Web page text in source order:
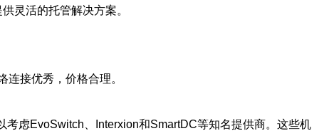
灵活的托管解决方案。
接优秀，价格合理。
虑EvoSwitch、Interxion和SmartDC等知名提供商。这些机